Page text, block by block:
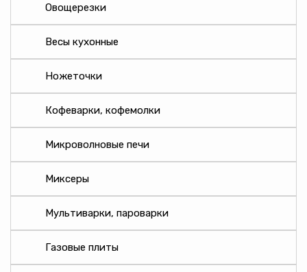
MercuryHaus
Vigor
WILLMARK
Аксион
Добрыня
Добрыня
Лысьва
Мечта
Прогресс
УНИВЕРСАЛ
Овощерезки
Весы кухонные
Ножеточки
Кофеварки, кофемолки
Микроволновые печи
Миксеры
Мультиварки, пароварки
Газовые плиты